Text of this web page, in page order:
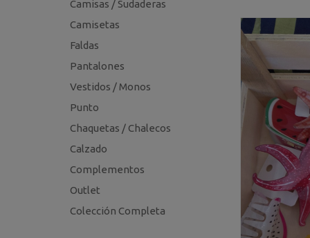
Camisas / Sudaderas
Camisetas
Faldas
Pantalones
Vestidos / Monos
Punto
Chaquetas / Chalecos
Calzado
Complementos
Outlet
Colección Completa